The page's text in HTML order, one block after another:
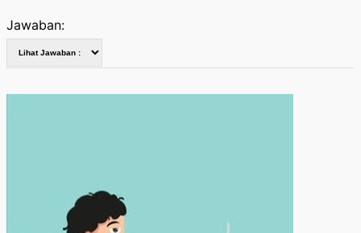
Jawaban: